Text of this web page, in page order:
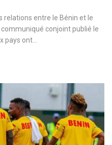
relations entre le Bénin et le
communiqué conjoint publié le
pays ont…